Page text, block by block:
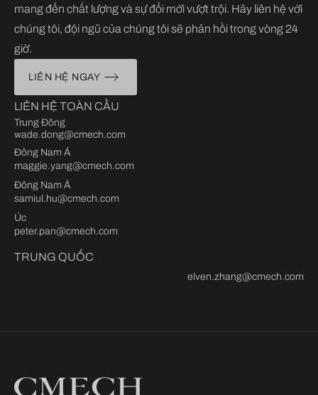
mang đến chất lượng và sự đổi mới vượt trội. Hãy liên hệ với
chúng tôi, đội ngũ của chúng tôi sẽ phản hồi trong vòng 24
giờ.
LIÊN HỆ NGAY
LIÊN HỆ TOÀN CẦU
Trung Đông
wade.dong@cmech.com
Đông Nam Á
maggie.yang@cmech.com
Đông Nam Á
samiul.hu@cmech.com
Úc
peter.pan@cmech.com
TRUNG QUỐC
elven.zhang@cmech.com